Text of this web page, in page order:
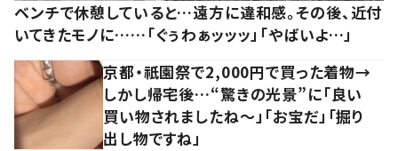
ベンチで休憩していると…遠方に違和感。その後、近付
いてきたモノに……「ぐぅわぁッッッ」「やばいよ…」
京都・祇園祭で2,000円で買った着物→
しかし帰宅後…“驚きの光景”に「良い
買い物されましたね～」「お宝だ」「掘り
出し物ですね」